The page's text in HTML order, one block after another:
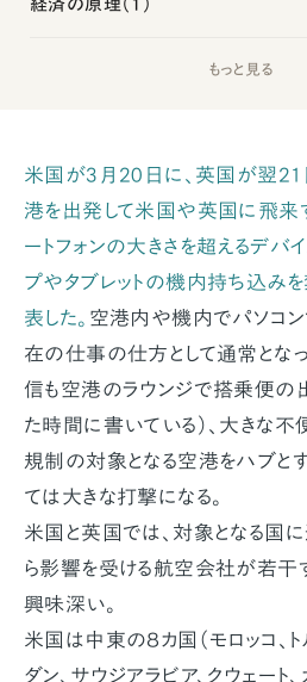
経済の原理（1）
もっと見る
米国が3月20日に、英国が翌21
港を出発して米国や英国に飛来
ートフォンの大きさを超えるデバイ
プやタブレットの機内持ち込み
表した。 空港内や機内でパソコ
在の仕事の仕方として通常とな
信も空港のラウンジで搭乗便の
た時間に書いている）、大きな不
規制の対象となる空港をハブと
ては大きな打撃になる。
米国と英国では、対象となる国
ら影響を受ける航空会社が若干
興味深い。
米国は中東の８カ国（モロッコ、ト
ダン、サウジアラビア、クウェート